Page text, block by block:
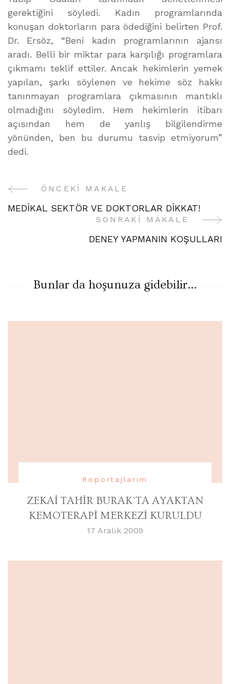
gerektiğini söyledi. Kadın programlarında
konuşan doktorların para ödediğini belirten Prof.
Dr. Ersöz, “Beni kadın programlarının ajansı
aradı. Belli bir miktar para karşılığı programlara
çıkmamı teklif ettiler. Ancak hekimlerin yemek
yapılan, şarkı söylenen ve hekime söz hakkı
tanınmayan programlara çıkmasının mantıklı
olmadığını söyledim. Hem hekimlerin itibarı
açısından hem de yanlış bilgilendirme
yönünden, ben bu durumu tasvip etmiyorum”
dedi.
YazıÖNCEKI MAKALE
MEDİKAL SEKTÖR VE DOKTORLAR DİKKAT!
SONRAKI MAKALE
DENEY YAPMANIN KOŞULLARI
Bunlar da hoşunuza gidebilir...
Röportajlarım
ZEKAİ TAHİR BURAK’TA AYAKTAN
KEMOTERAPİ MERKEZİ KURULDU
17 Aralık 2009